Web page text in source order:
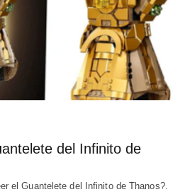
del Infinito de
el Guantelete del Infinito de Thanos?.